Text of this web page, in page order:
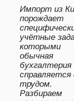
Импорт из
порождает
учётные
которыми
обычная
бухгалтерия
справляется
трудом.
Разбираем